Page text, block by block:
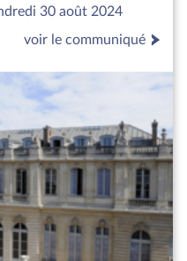
30 août 2024
voir le communiqué